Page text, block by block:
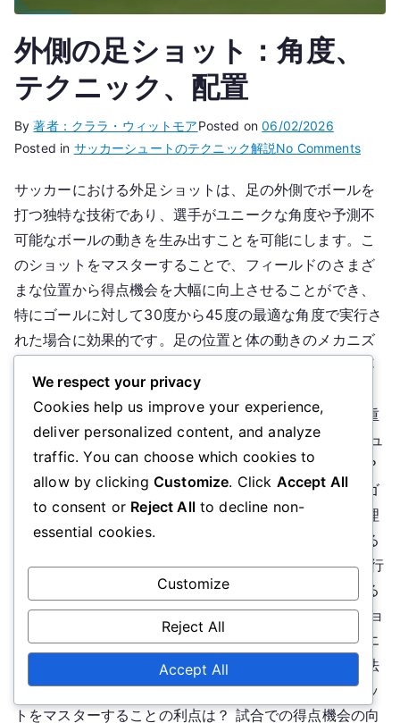
外側の足ショット：角度、
テクニック、配置
By著者：クララ・ウィットモアPosted on06/02/2026
Posted in サッカーシュートのテクニック解説No Commentson
側
の
足
シ
ト：
角
度、
ク、
サッカーにおける外足ショットは、足の外側でボールを
打つ独特な技術であり、選手がユニークな角度や予測不
可能なボールの動きを生み出すことを可能にします。こ
のショットをマスターすることで、フィールドのさまざ
まな位置から得点機会を大幅に向上させることができ、
特にゴールに対して30度から45度の最適な角度で実行さ
れた場合に効果的です。足の位置と体の動きのメカニズ
ムを理解することは、この貴重なスキルを磨くために不
可欠です。 Key sections in the article: Toggle サッカ
ーにおける外足ショットとは？ 外足ショットの定義と重
要性 外足ショットを使用する一般的なシナリオ 他のシュ
ーティング技術との比較 外足ショットに最適な角度は？
角度の精度を高めるための最適な体のポジショニング ゴ
ールに対するボールの位置取り シューティング角度を理
解するための視覚的補助 外足ショットの技術を実行する
には？ 初心者のためのステップバイステップの指示 実行
中に避けるべき一般的な間違い 外足ショットを練習する
ためのドリル 物理的側面：足の位置と体の動き 外足ショ
ットを打つとき、どこを狙うべきか？ ゴールの特定のエ
リアを狙うための戦略 ゴールキーパーの位置を読む方法
配置を利用して得点のチャンスを増やす方法 外足ショッ
トをマスターすることの利点は？ 試合での得点機会の向
We respect your privacy
Cookies help us improve your experience,
deliver personalized content, and analyze
traffic. You can choose which cookies to
allow by clicking Customize. Click Accept All
to consent or Reject Allto decline non-
essential cookies.
Customize
Reject All
Accept All